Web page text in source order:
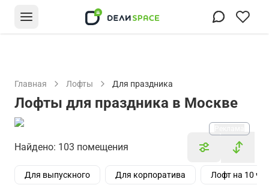
Главная Лофты Для праздника
Лофты для праздника в Москве
Найдено: 103 помещения
Для выпускного Для корпоратива Лофт на 10